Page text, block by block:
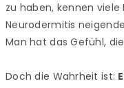
zu haben, kennen
Neurodermitis
Man hat das Gefühl,
Doch die Wahrheit ist: